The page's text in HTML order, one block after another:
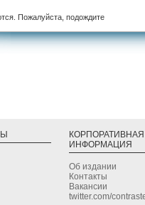
Пожалуйста, подождите
КОРПОРАТИВНАЯ
ИНФОРМАЦИЯ
Об издании
Контакты
Вакансии
twitter.com/